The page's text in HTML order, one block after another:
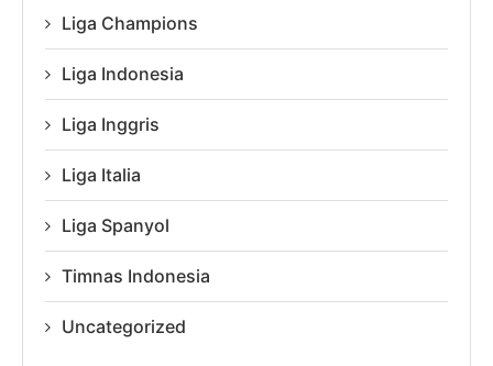
Liga Champions
Liga Indonesia
Liga Inggris
Liga Italia
Liga Spanyol
Timnas Indonesia
Uncategorized